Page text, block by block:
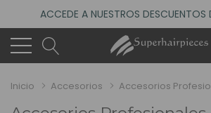
ACCEDE A NUESTROS DESCUENTOS
4.6
(485 reseñas)
VISITA NUESTRO NUEVO SALÓN
Inicio Accesorios Accesorios